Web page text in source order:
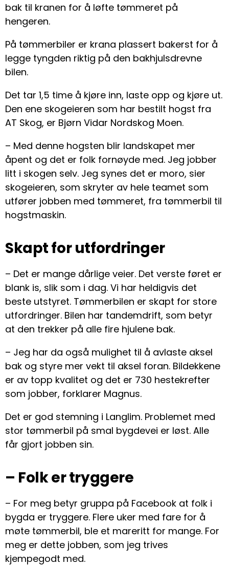
bak til kranen for å løfte tømmeret på
hengeren.
På tømmerbiler er krana plassert bakerst for å
legge tyngden riktig på den bakhjulsdrevne
bilen.
Det tar 1,5 time å kjøre inn, laste opp og kjøre ut.
Den ene skogeieren som har bestilt hogst fra
AT Skog, er Bjørn Vidar Nordskog Moen.
– Med denne hogsten blir landskapet mer
åpent og det er folk fornøyde med. Jeg jobber
litt i skogen selv. Jeg synes det er moro, sier
skogeieren, som skryter av hele teamet som
utfører jobben med tømmeret, fra tømmerbil til
hogstmaskin.
Skapt for utfordringer
– Det er mange dårlige veier. Det verste føret er
blank is, slik som i dag. Vi har heldigvis det
beste utstyret. Tømmerbilen er skapt for store
utfordringer. Bilen har tandemdrift, som betyr
at den trekker på alle fire hjulene bak.
– Jeg har da også mulighet til å avlaste aksel
bak og styre mer vekt til aksel foran. Bildekkene
er av topp kvalitet og det er 730 hestekrefter
som jobber, forklarer Magnus.
Det er god stemning i Langlim. Problemet med
stor tømmerbil på smal bygdevei er løst. Alle
får gjort jobben sin.
– Folk er tryggere
– For meg betyr gruppa på Facebook at folk i
bygda er tryggere. Flere uker med fare for å
møte tømmerbil, ble et mareritt for mange. For
meg er dette jobben, som jeg trives
kjempegodt med.